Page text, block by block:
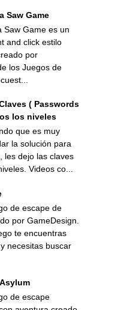
Saw Game
Saw Game es un
and click estilo
por
los Juegos de
( Passwords
los niveles
que es muy
la solución para
les dejo las claves
Videos co...
de escape de
por GameDesign.
te encuentras
necesitas buscar
de escape